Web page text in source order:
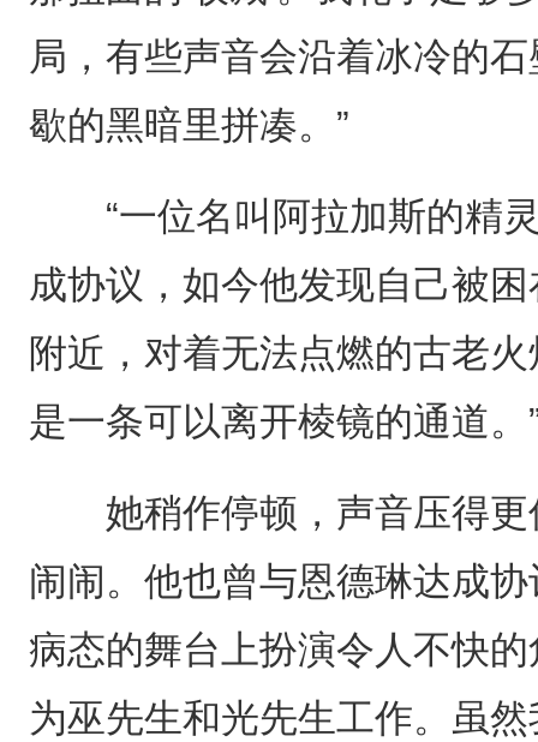
局，有些声音会沿着冰冷的
歇的黑暗里拼凑。”
“一位名叫阿拉加斯的精灵
成协议，如今他发现自己被
附近，对着无法点燃的古老
是一条可以离开棱镜的通道。
她稍作停顿，声音压得更
闹闹。他也曾与恩德琳达成
病态的舞台上扮演令人不快
为巫先生和光先生工作。虽